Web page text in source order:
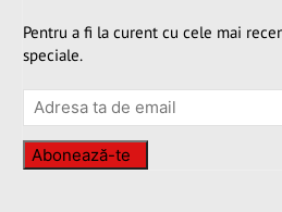
Pentru a fi la curent cu cele mai
speciale.
Abonează-te